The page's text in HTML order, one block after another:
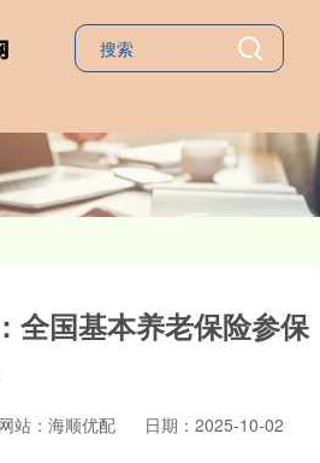
全国基本养老保险参保
网站：海顺优配
日期：2025-10-02